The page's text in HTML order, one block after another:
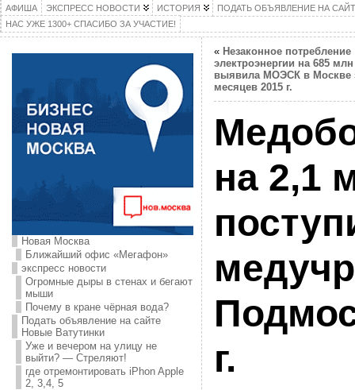
АФИША ЭКСПРЕСС НОВОСТИ ИСТОРИЯ
ПОДАТЬ ОБЪЯВЛЕНИЕ НА
НАС УЖЕ 1300+ СПАСИБО ЗА УЧАСТИЕ!
Новая Москва
Ближайший офис «Мегафон»
экспресс новости
Огромные дыры в стенах и бегают
мыши
Почему в кране чёрная вода?
Подать объявление на сайте
Новые Ватутинки
Уже и вечером на улицу не
выйти? — Стреляют!
где отремонтировать iPhon Apple
2, 3,4, 5
« Незаконное потребление
электроэнергии на 685
выявила МОЭСК в Москве
месяцев 2015 г.
на 2,1
г.